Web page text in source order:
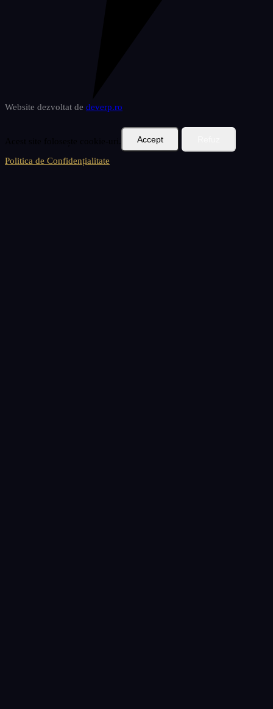
Website dezvoltat de deverp.ro
Politica de Confidențialitate
Accept